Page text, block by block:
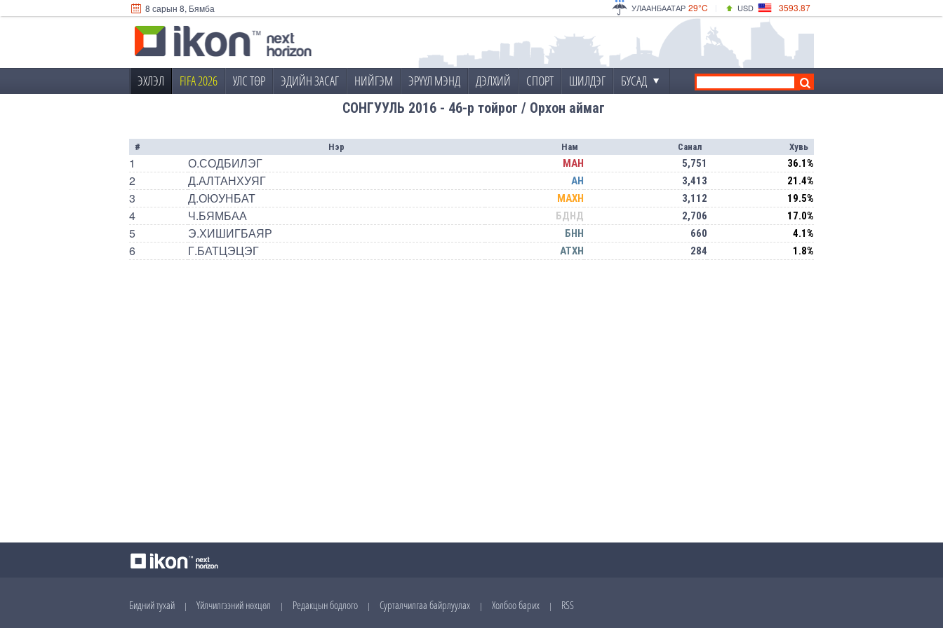
8 сарын 8, Бямба 29°C
УЛААНБААТАР
33°C
ДАРХАН
28°C
ЭРДЭНЭТ
USD 3593.87
4141.04
ЭХЛЭЛ FIFA 2026 УЛС ТӨР ЭДИЙН ЗАСАГ НИЙГЭМ ЭРҮҮЛ МЭНД ДЭЛХИЙ СПОРТ ШИЛДЭГ
БУСАД
СОНГУУЛЬ 2016 - 46-р тойрог / Орхон аймаг
# Нэр Нам Санал Хувь
1 О.СОДБИЛЭГ МАН 5,751 36.1%
2 Д.АЛТАНХУЯГ АН 3,413 21.4%
3 Д.ОЮУНБАТ МАХН 3,112 19.5%
4 Ч.БЯМБАА БДНД 2,706 17.0%
5 Э.ХИШИГБАЯР БНН 660 4.1%
6 Г.БАТЦЭЦЭГ АТХН 284 1.8%
Бидний тухай | Үйлчилгээний нөхцөл | Редакцын бодлого | Сурталчилгаа байрлуулах | Холбоо барих | RSS